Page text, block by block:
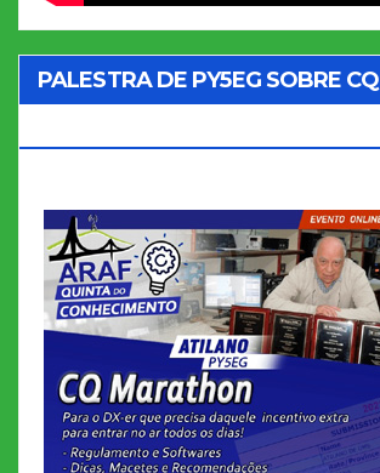
PALESTRA DE PY5EG SOBRE CQ